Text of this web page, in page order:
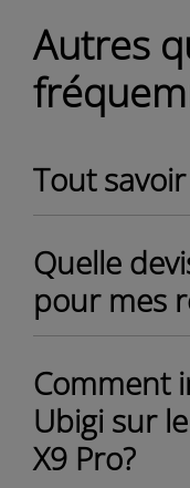
Autres
Tout
Quelle
pour mes
Comment
Ubigi sur
X9 Pro?